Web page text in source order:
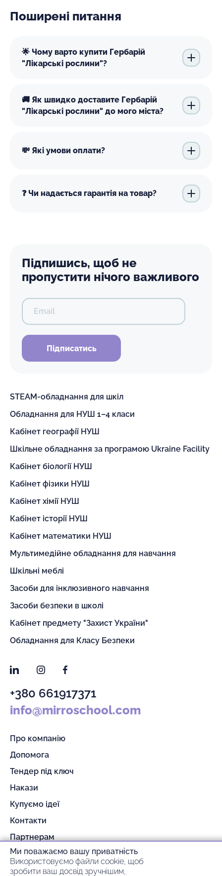
Поширені питання
🌟 Чому варто купити Гербарій
"Лікарські рослини"?
🚚 Як швидко доставите Гербарій
"Лікарські рослини" до мого міста?
💸 Які умови оплати?
❓ Чи надається гарантія на товар?
Підпишись, щоб не
пропустити нічого важливого
Email
Підписатись
STEAM-обладнання для шкіл
Обладнання для НУШ 1–4 класи
Кабінет географії НУШ
Шкільне обладнання за програмою Ukraine Facility
Кабінет біології НУШ
Кабінет фізики НУШ
Кабінет хімії НУШ
Кабінет історії НУШ
Кабінет математики НУШ
Мультимедійне обладнання для навчання
Шкільні меблі
Засоби для інклюзивного навчання
Засоби безпеки в школі
Кабінет предмету "Захист України"
Обладнання для Класу Безпеки
LinkedInInstagramFacebook
+380 661917371
info@mirroschool.com
Про компанію
Допомога
Тендер під ключ
Накази
Купуємо ідеї
Контакти
Партнерам
Гарантія та повернення
Оплата та доставка
Ми поважаємо вашу приватність
Використовуємо файли cookie, щоб
зробити ваш досвід зручнішим,